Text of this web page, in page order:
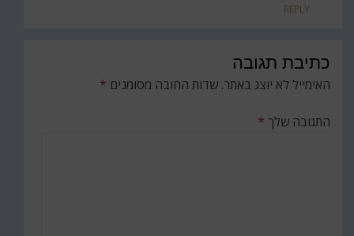
REPLY
כתיבת תגובה
האימייל לא יוצג באתר. שדות החובה מסומנים *
התגובה שלך *